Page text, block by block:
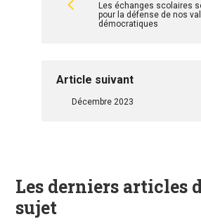
Les échanges scolaires
pour la défense de nos
démocratiques
Article suivant
Décembre 2023
Les derniers articles
sujet